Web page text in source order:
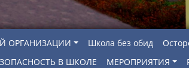
ОРГАНИЗАЦИИ Школа без обид
В ШКОЛЕ МЕРОПРИЯТИЯ